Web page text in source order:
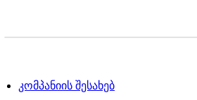
კომპანიის შესახებ